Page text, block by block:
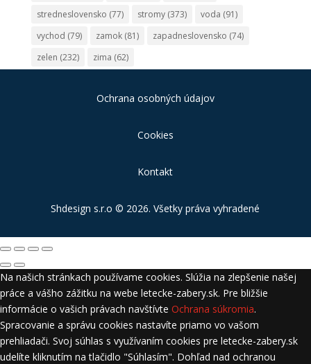
stredneslovensko (77) stromy(373) voda (91)
vychod (79) zamok(81) zapadneslovensko (74)
zelen (232) zima (62)
Ochrana osobných údajov
Cookies
Kontakt
Shdesign s.r.o © 2026. Všetky práva vyhradené
Na našich stránkach používame cookies. Slúžia na zlepšenie našej
práce a vášho zážitku na webe letecke-zabery.sk. Pre bližšie
informácie o vašich právach navštívte Ochrana súkromia.
Spracovanie a správu cookies nastavíte priamo vo vašom
prehliadači. Svoj súhlas s využívaním cookies pre letecke-zabery.sk
udelíte kliknutím na tlačidlo "Súhlasím". Dohľad nad ochranou